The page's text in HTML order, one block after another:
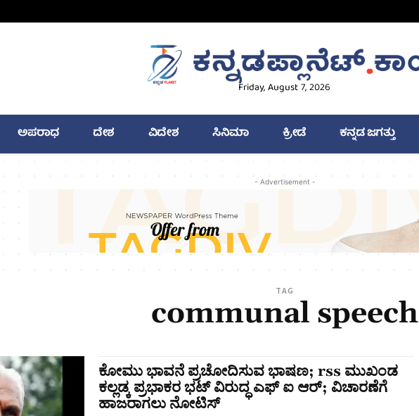
Friday, August 7, 2026
ಅಪರಾಧ ದೇಶ ವಿದೇಶ ಸಿನಿಮಾ ಕ್ರೀಡೆ ಕನ್ನಡ ಜಗತ್ತು
- Advertisement -
TAG
communal speech
ಕೋಮು ಭಾವನೆ ಪ್ರಚೋದಿಸುವ ಭಾಷಣ; rss ಮುಖಂಡ
ಕಲ್ಲಡ್ಕ ಪ್ರಭಾಕರ ಭಟ್ ವಿರುದ್ಧ ಎಫ್‌ ಐ ಆರ್‌; ವಿಚಾರಣೆಗೆ
ಹಾಜರಾಗಲು ನೋಟಿಸ್‌